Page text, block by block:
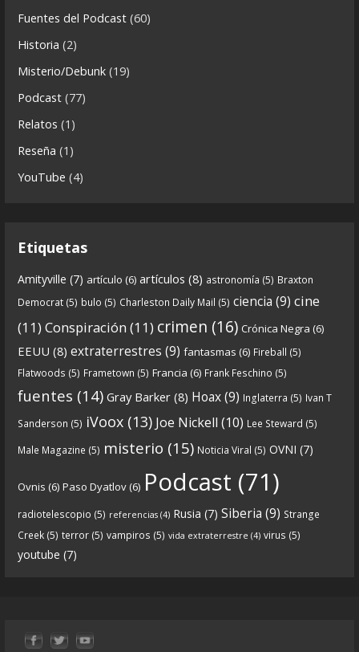
CdN 6x02 – Ras Ras Rasputín (el monje que vino
del frío)
Descargar programa
6x02-8211-ras-ras-rasputin-el-monje-audios-
mp3_rf_62723031_1.html
Crónicas de Nantucket
5 years ago
Crónicas De Nantucket on Twitter
Próximamente en el #Podcast
de Crónicas de
https://twitter.com/CDNantucket/status/13336753
52049274880?s=19
“Próximamente en el#podcastde Crónicas de
nantucket.
https://t.co/3zqG4RtRl7”
c
a
s
Fuentes del Podcast (60)
Historia (2)
Misterio/Debunk (19)
Podcast (77)
Relatos (1)
Reseña (1)
YouTube (4)
Etiquetas
Amityville (7) artículo (6) artículos (8) astronomía (5) Braxton
Democrat (5) bulo (5) Charleston Daily Mail (5) ciencia (9) cine
(11) Conspiración (11) crimen (16) Crónica Negra (6)
EEUU (8) extraterrestres (9) fantasmas (6) Fireball (5)
Flatwoods (5) Frametown (5) Francia (6) Frank Feschino (5)
fuentes (14) Gray Barker (8) Hoax(9) Inglaterra (5) Ivan T
Sanderson (5) iVoox (13) Joe Nickell (10) Lee Steward (5)
Male Magazine (5) misterio (15) Noticia Viral (5) OVNI (7)
Ovnis (6) Paso Dyatlov (6) Podcast (71)
radiotelescopio (5) referencias (4) Rusia (7) Siberia (9) Strange
Creek (5) terror (5) vampiros (5) vida extraterrestre (4) virus (5)
youtube (7)